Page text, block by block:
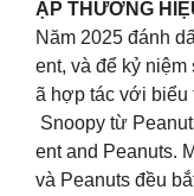
ẬP THƯƠNG
Năm 2025 đánh
ent, và để kỷ
ã hợp tác với biểu
Snoopy từ
ent and Peanuts.
và Peanuts đều